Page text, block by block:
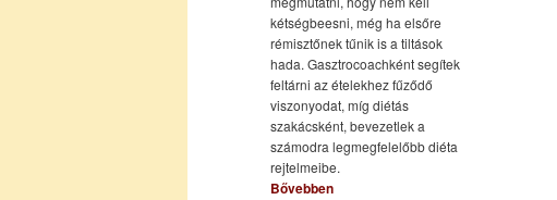
kétségbeesni, még ha elsőre
rémisztőnek tűnik is a tiltások
hada. Gasztrocoachként segítek
feltárni az ételekhez fűződő
viszonyodat, míg diétás
szakácsként, bevezetlek a
számodra legmegfelelőbb diéta
rejtelmeibe.
Bővebben